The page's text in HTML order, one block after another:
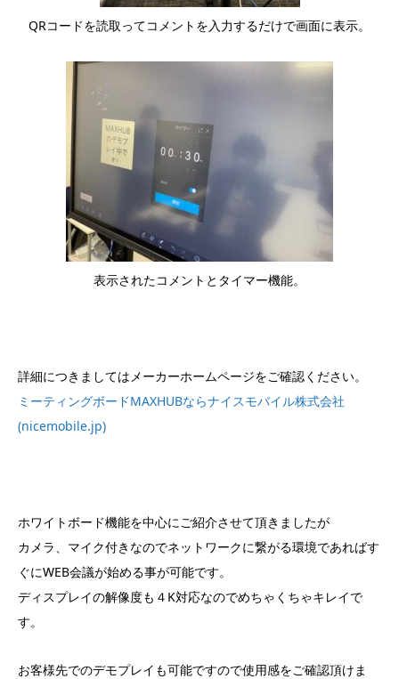
QRコードを読取ってコメントを入力するだけで画面に表示。
表示されたコメントとタイマー機能。
詳細につきましてはメーカーホームページをご確認ください。
ミーティングボードMAXHUBならナイスモバイル株式会社
(nicemobile.jp)
ホワイトボード機能を中心にご紹介させて頂きましたが
カメラ、マイク付きなのでネットワークに繋がる環境であればす
ぐにWEB会議が始める事が可能です。
ディスプレイの解像度も４K対応なのでめちゃくちゃキレイで
す。
お客様先でのデモプレイも可能ですので使用感をご確認頂けま